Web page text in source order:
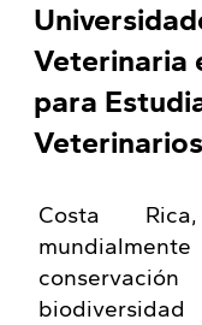
Veterinaria
para
Veterinarios
Costa